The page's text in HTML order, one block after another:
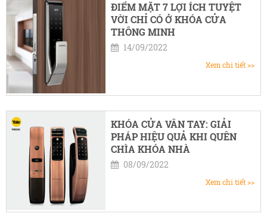
ĐIỂM MẶT 7 LỢI ÍCH TUYỆT
VỜI CHỈ CÓ Ở KHÓA CỬA
THÔNG MINH
14/09/2022
Xem chi tiết >>
KHÓA CỬA VÂN TAY: GIẢI
PHÁP HIỆU QUẢ KHI QUÊN
CHÌA KHÓA NHÀ
08/09/2022
Xem chi tiết >>